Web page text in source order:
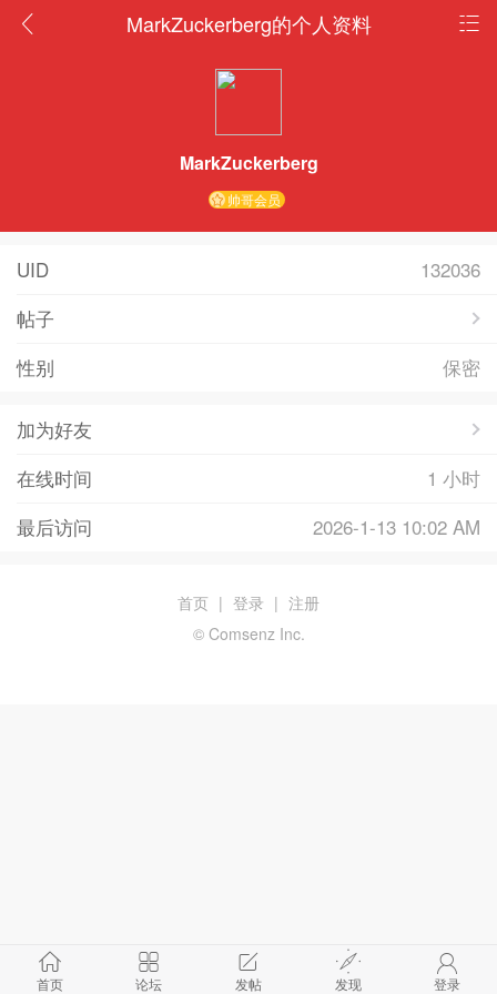
MarkZuckerberg的个人资料
MarkZuckerberg
帅哥会员
UID
132036
帖子
性别
保密
加为好友
在线时间
1 小时
最后访问
2026-1-13 10:02 AM
首页 论坛 发帖 发现 登录
首页 | 登录 | 注册
© Comsenz Inc.